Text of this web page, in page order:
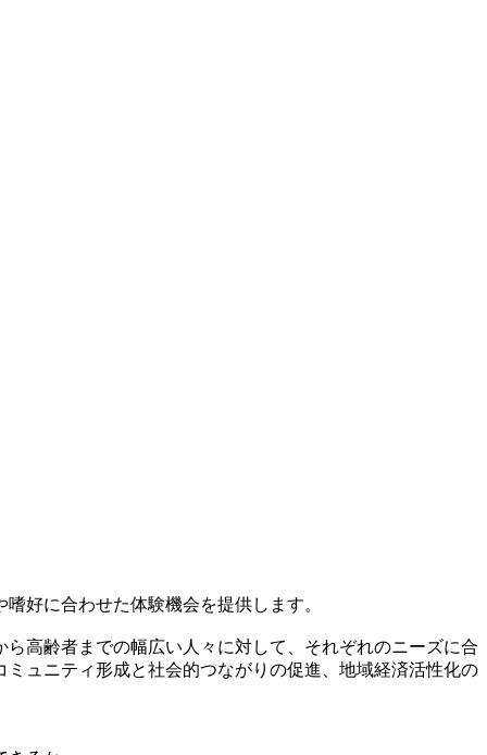
好に合わせた体験機会を提供します。
高齢者までの幅広い人々に対して、それぞれのニーズに合
ュニティ形成と社会的つながりの促進、地域経済活性化の